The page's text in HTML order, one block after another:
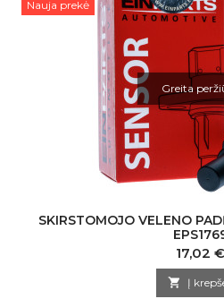
Nauja prekė
Greita
SKIRSTOMOJO VELENO
Kaina
17,02 €
 Į